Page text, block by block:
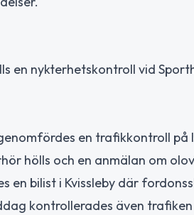
en nykterhetskontroll vid
en trafikkontroll på
hölls och en anmälan om
en bilist i Kvissleby där
kontrollerades även trafiken